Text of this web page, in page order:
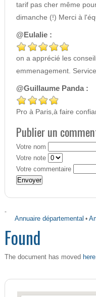
tarif pas cher même
dimanche (!) Merci à
@Eulalie :
on a apprécié les
emmenagement.
@Guillaume Panda :
Pro à Paris,à faire
Publier un
Votre nom
Votre note
Votre commentaire
-
Annuaire départemental •
Found
The document has moved here